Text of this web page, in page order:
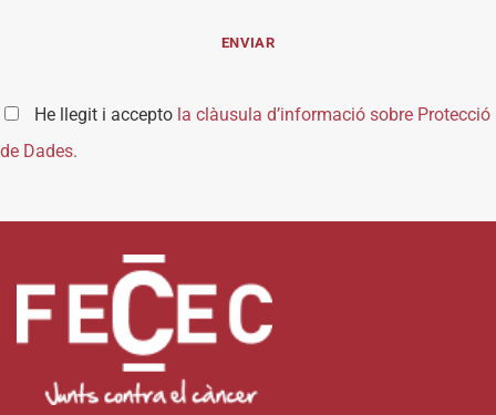
He llegit i accepto la clàusula d’informació sobre Protecció
de Dades.